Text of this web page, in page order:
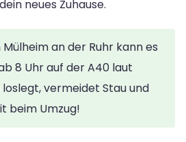
neues Zuhause.
an der Ruhr kann es
8 Uhr auf der A40 laut
vermeidet Stau und
beim Umzug!